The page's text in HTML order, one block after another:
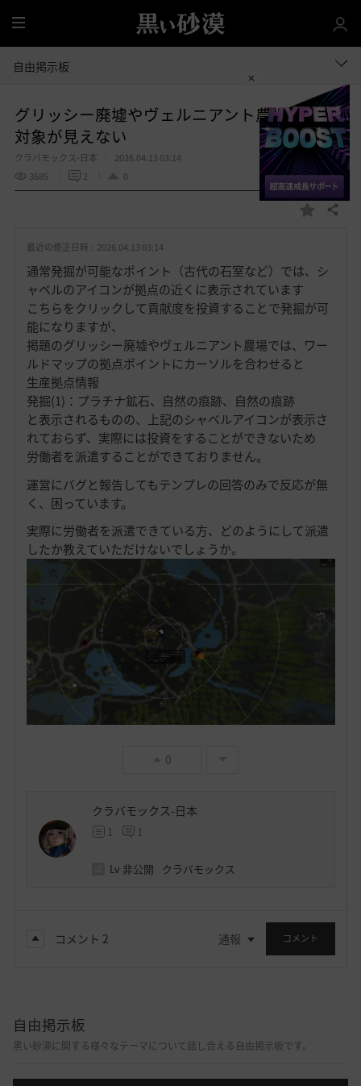
全
体
自由掲示板
グリッシー廃墟やヴェルニアント農場で発掘
対象が見えない
クラバモックス-日本
2026.04.13 03:14
3685
2 0
お
入
共有する
最近の修正日時 : 2026.04.13 03:14
通常発掘が可能なポイント（古代の石室など）では、シ
ャベルのアイコンが拠点の近くに表示されています
こちらをクリックして貢献度を投資することで発掘が可
能になりますが、
掲題のグリッシー廃墟やヴェルニアント農場では、ワー
ルドマップの拠点ポイントにカーソルを合わせると
生産拠点情報
発掘(1)：プラチナ鉱石、自然の痕跡、自然の痕跡
と表示されるものの、上記のシャベルアイコンが表示さ
れておらず、実際には投資をすることができないため
労働者を派遣することができておりません。
運営にバグと報告してもテンプレの回答のみで反応が無
く、困っています。
実際に労働者を派遣できている方、どのようにして派遣
したか教えていただけないでしょうか。
0
クラバモックス-日本
1 1
Lv 非公開 クラバモックス
コメント 2 通報 コメント
自由掲示板
黒い砂漠に関する様々なテーマについて話し合える自由掲示板です。